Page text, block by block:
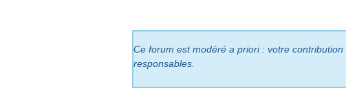
Ce forum est modéré a priori : votre
responsables.